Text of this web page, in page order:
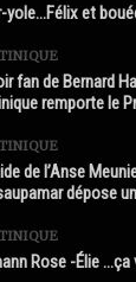
yole…Félix et
fan de Bernard
remporte le
de l’Anse
dépose
Rose -Élie …ça